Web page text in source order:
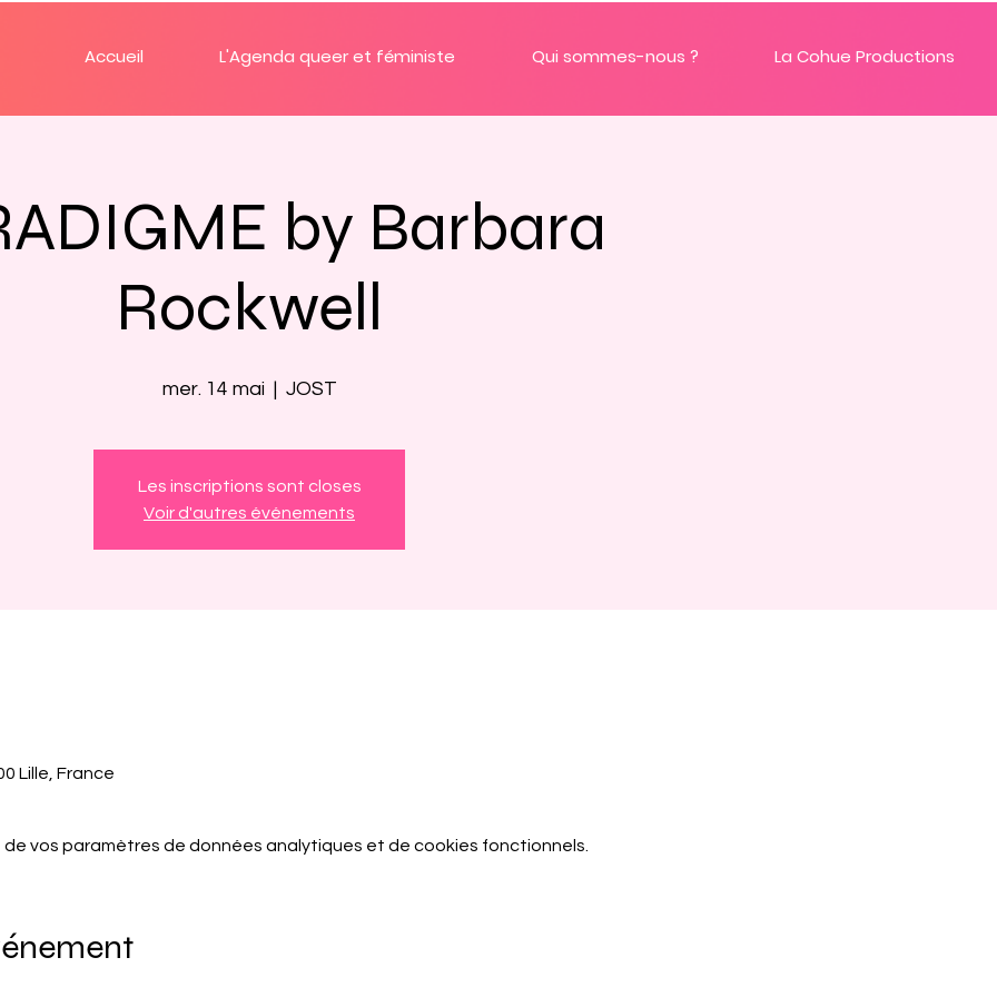
Accueil L'Agenda queer et féministe Qui sommes-nous ? La Cohue Productions
by Barbara
Rockwell
mer. 14 mai
  |
JOST
Les inscriptions sont closes
Voir d'autres événements
Lille, France
vos paramètres de données analytiques et de cookies fonctionnels.